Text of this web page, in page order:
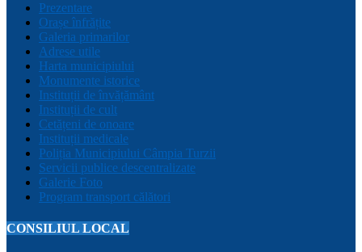
Prezentare
Orașe înfrățite
Galeria primarilor
Adrese utile
Harta municipiului
Monumente istorice
Instituții de învățământ
Instituții de cult
Cetățeni de onoare
Instituții medicale
Poliția Municipiului Câmpia Turzii
Servicii publice descentralizate
Galerie Foto
Program transport călători
CONSILIUL LOCAL